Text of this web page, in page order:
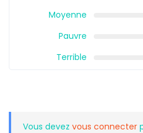
Moyenne
Pauvre
Terrible
Vous devez vous connecter